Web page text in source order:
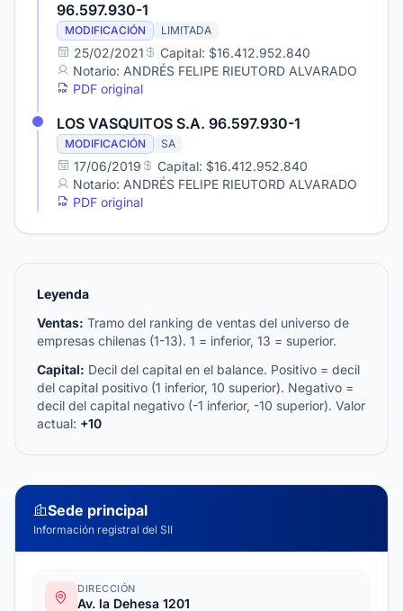
96.597.930-1
MODIFICACIÓN LIMITADA
25/02/2021
Capital: $16.412.952.840
Notario: ANDRÉS FELIPE RIEUTORD ALVARADO
PDF original
LOS VASQUITOS S.A. 96.597.930-1
MODIFICACIÓN SA
17/06/2019
Capital: $16.412.952.840
Notario: ANDRÉS FELIPE RIEUTORD ALVARADO
PDF original
Leyenda
Ventas: Tramo del ranking de ventas del universo de
empresas chilenas (1-13). 1 = inferior, 13 = superior.
Capital: Decil del capital en el balance. Positivo = decil
del capital positivo (1 inferior, 10 superior). Negativo =
decil del capital negativo (-1 inferior, -10 superior). Valor
actual: +10
Sede principal
Información registral del SII
DIRECCIÓN
Av. la Dehesa 1201